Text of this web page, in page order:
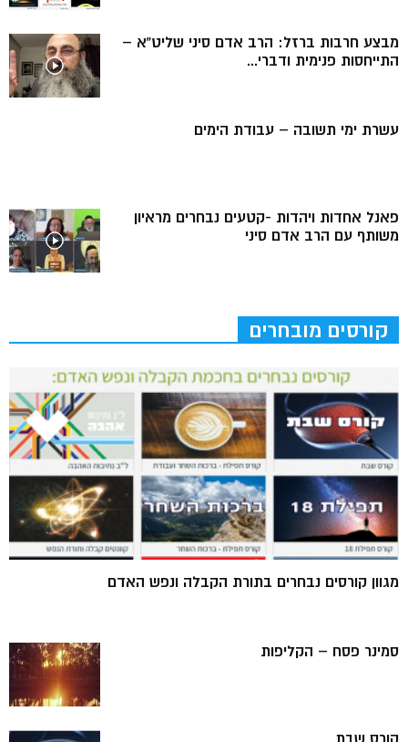
מבצע חרבות ברזל: הרב אדם סיני שליט”א –
התייחסות פנימית ודברי...
עשרת ימי תשובה – עבודת הימים
פאנל אחדות ויהדות -קטעים נבחרים מראיון
משותף עם הרב אדם סיני
קורסים מובחרים
מגוון קורסים נבחרים בתורת הקבלה ונפש האדם
סמינר פסח – הקליפות